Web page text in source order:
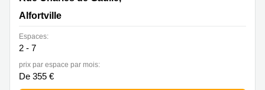
Alfortville
Espaces:
2 - 7
prix par espace par mois:
De 355 €